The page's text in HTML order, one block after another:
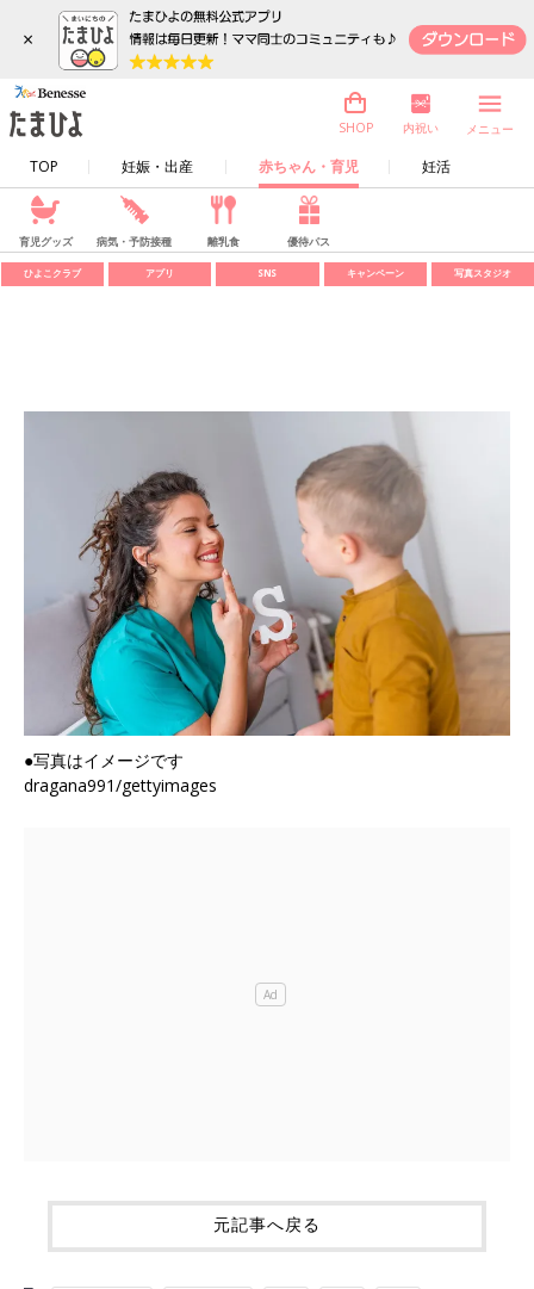
×
TOP 妊娠・出産 赤ちゃん・育児 妊活
SHOP 内祝い メニュー
育児グッズ 病気・予防接種 離乳食 優待パス
ひよこクラブ アプリ SNS キャンペーン 写真スタジオ
●写真はイメージです
dragana991/gettyimages
元記事へ戻る